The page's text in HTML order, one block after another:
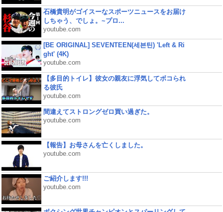
石橋貴明がゴイスーなスポーツニュースをお届け
しちゃう、でしょ。~プロ...
youtube.com
[BE ORIGINAL] SEVENTEEN(세븐틴) 'Left & Ri
ght' (4K)
youtube.com
【多目的トイレ】彼女の親友に浮気してボコられ
る彼氏
youtube.com
間違えてストロングゼロ買い過ぎた。
youtube.com
【報告】お母さんを亡くしました。
youtube.com
ご紹介します!!!
youtube.com